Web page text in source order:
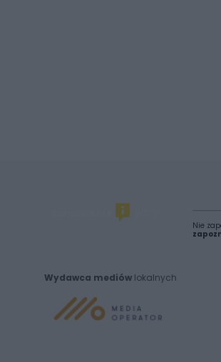
Wydawca mediów lokalnych
Nie